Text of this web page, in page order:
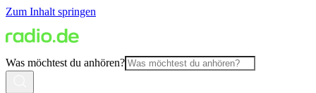
Zum Inhalt springen
Was möchtest du anhören?